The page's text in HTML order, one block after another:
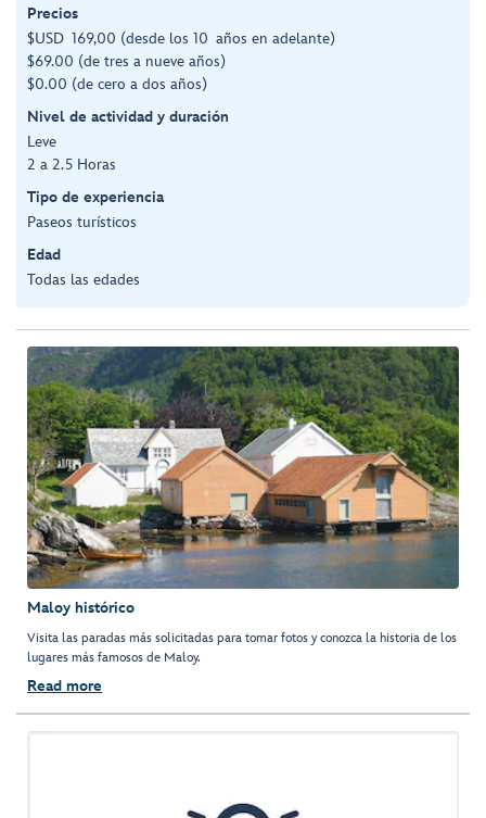
Precios
$USD 169,00 (desde los 10 años en adelante)
$69.00 (de tres a nueve años)
$0.00 (de cero a dos años)
Nivel de actividad y duración
Leve
2 a 2.5 Horas
Tipo de experiencia
Paseos turísticos
Edad
Todas las edades
Maloy histórico
Visita las paradas más solicitadas para tomar fotos y conozca la historia de los
lugares más famosos de Maloy.
Read more